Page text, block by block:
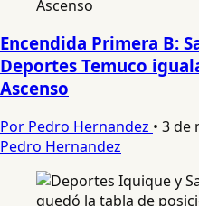
Encendida Primera B:
Deportes Temuco
Ascenso
Por Pedro Hernandez • 3 de
Pedro Hernandez